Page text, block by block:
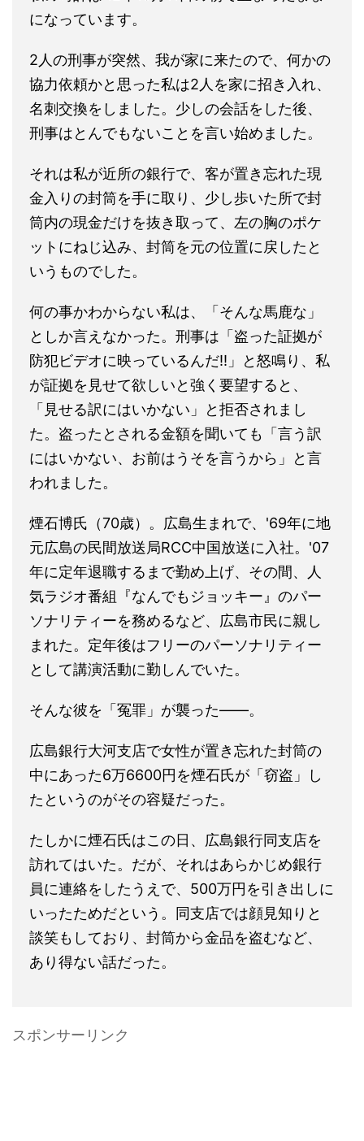
になっています。
2人の刑事が突然、我が家に来たので、何かの
協力依頼かと思った私は2人を家に招き入れ、
名刺交換をしました。少しの会話をした後、
刑事はとんでもないことを言い始めました。
それは私が近所の銀行で、客が置き忘れた現
金入りの封筒を手に取り、少し歩いた所で封
筒内の現金だけを抜き取って、左の胸のポケ
ットにねじ込み、封筒を元の位置に戻したと
いうものでした。
何の事かわからない私は、「そんな馬鹿な」
としか言えなかった。刑事は「盗った証拠が
防犯ビデオに映っているんだ!!」と怒鳴り、私
が証拠を見せて欲しいと強く要望すると、
「見せる訳にはいかない」と拒否されまし
た。盗ったとされる金額を聞いても「言う訳
にはいかない、お前はうそを言うから」と言
われました。
煙石博氏（70歳）。広島生まれで、'69年に地
元広島の民間放送局RCC中国放送に入社。'07
年に定年退職するまで勤め上げ、その間、人
気ラジオ番組『なんでもジョッキー』のパー
ソナリティーを務めるなど、広島市民に親し
まれた。定年後はフリーのパーソナリティー
として講演活動に勤しんでいた。
そんな彼を「冤罪」が襲った――。
広島銀行大河支店で女性が置き忘れた封筒の
中にあった6万6600円を煙石氏が「窃盗」し
たというのがその容疑だった。
たしかに煙石氏はこの日、広島銀行同支店を
訪れてはいた。だが、それはあらかじめ銀行
員に連絡をしたうえで、500万円を引き出しに
いったためだという。同支店では顔見知りと
談笑もしており、封筒から金品を盗むなど、
あり得ない話だった。
スポンサーリンク